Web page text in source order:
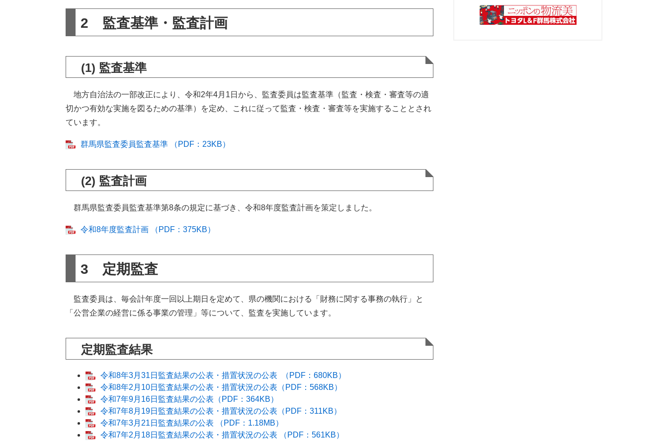
2 監査基準・監査計画
(1) 監査基準
地方自治法の一部改正により、令和2年4月1日から、監査委員は監査基準（監査・検査・審査等の適
切かつ有効な実施を図るための基準）を定め、これに従って監査・検査・審査等を実施することとされ
ています。
群馬県監査委員監査基準 （PDF：23KB）
(2) 監査計画
群馬県監査委員監査基準第8条の規定に基づき、令和8年度監査計画を策定しました。
令和8年度監査計画 （PDF：375KB）
3 定期監査
監査委員は、毎会計年度一回以上期日を定めて、県の機関における「財務に関する事務の執行」と
「公営企業の経営に係る事業の管理」等について、監査を実施しています。
定期監査結果
令和8年3月31日監査結果の公表・措置状況の公表 ​（PDF：680KB）
令和8年2月10日監査結果の公表・措置状況の公表​（PDF：568KB）
令和7年9月16日監査結果の公表（PDF：364KB）
令和7年8月19日監査結果の公表・措置状況の公表（PDF：311KB）
令和7年3月21日監査結果の公表 （PDF：1.18MB）
令和7年2月18日監査結果の公表・措置状況の公表 （PDF：561KB）